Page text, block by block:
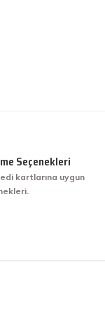
Seçenekleri
kartlarına uygun